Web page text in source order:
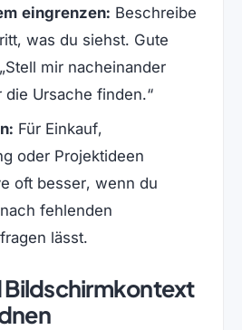
eingrenzen: Beschreibe
was du siehst. Gute
mir nacheinander
die Ursache finden.“
Für Einkauf,
oder Projektideen
oft besser, wenn du
fehlenden
lässt.
Bildschirmkontext